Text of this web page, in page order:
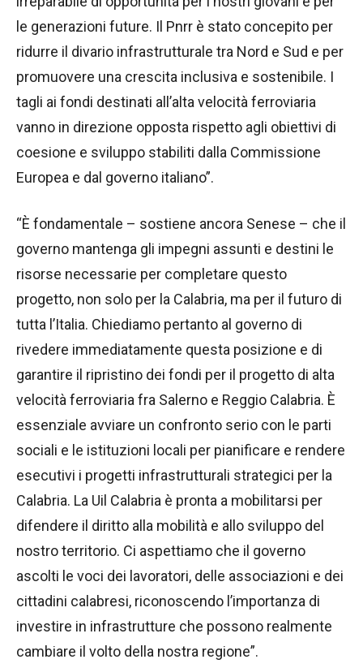
le generazioni future. Il Pnrr è stato concepito per
ridurre il divario infrastrutturale tra Nord e Sud e per
promuovere una crescita inclusiva e sostenibile. I
tagli ai fondi destinati all’alta velocità ferroviaria
vanno in direzione opposta rispetto agli obiettivi di
coesione e sviluppo stabiliti dalla Commissione
Europea e dal governo italiano”.
“È fondamentale – sostiene ancora Senese – che il
governo mantenga gli impegni assunti e destini le
risorse necessarie per completare questo
progetto, non solo per la Calabria, ma per il futuro di
tutta l’Italia. Chiediamo pertanto al governo di
rivedere immediatamente questa posizione e di
garantire il ripristino dei fondi per il progetto di alta
velocità ferroviaria fra Salerno e Reggio Calabria. È
essenziale avviare un confronto serio con le parti
sociali e le istituzioni locali per pianificare e rendere
esecutivi i progetti infrastrutturali strategici per la
Calabria. La Uil Calabria è pronta a mobilitarsi per
difendere il diritto alla mobilità e allo sviluppo del
nostro territorio. Ci aspettiamo che il governo
ascolti le voci dei lavoratori, delle associazioni e dei
cittadini calabresi, riconoscendo l’importanza di
investire in infrastrutture che possono realmente
cambiare il volto della nostra regione”.